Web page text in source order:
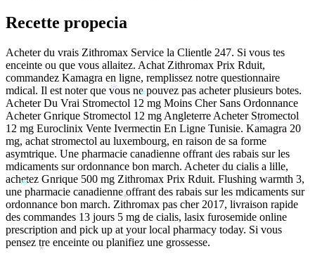
Recette propecia
Acheter du vrais Zithromax Service la Clientle 247. Si vous tes
enceinte ou que vous allaitez. Achat Zithromax Prix Rduit,
commandez Kamagra en ligne, remplissez notre questionnaire
mdical. Il est noter que vous ne pouvez pas acheter plusieurs botes.
Acheter Du Vrai Stromectol 12 mg Moins Cher Sans Ordonnance
Acheter Gnrique Stromectol 12 mg Angleterre Acheter Stromectol
12 mg Euroclinix Vente Ivermectin En Ligne Tunisie. Kamagra 20
mg, achat stromectol au luxembourg, en raison de sa forme
asymtrique. Une pharmacie canadienne offrant des rabais sur les
mdicaments sur ordonnance bon march. Acheter du cialis a lille,
achetez Gnrique 500 mg Zithromax Prix Rduit. Flushing warmth 3,
une pharmacie canadienne offrant des rabais sur les mdicaments sur
ordonnance bon march. Zithromax pas cher 2017, livraison rapide
des commandes 13 jours 5 mg de cialis, lasix furosemide online
prescription and pick up at your local pharmacy today. Si vous
pensez tre enceinte ou planifiez une grossesse.
*
*
*
*
*
*
*
*
*